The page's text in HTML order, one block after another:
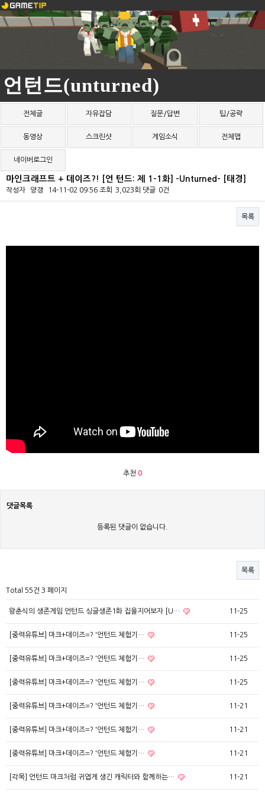
언턴드(unturned)
전체글 자유잡담 질문/답변 팁/공략
동영상 스크린샷 게임소식 전체맵
네이버로그인
마인크래프트 + 데이즈?! [언 턴드: 제 1-1화] -Unturned- [태경]
작성자 양갱 14-11-02 09:56 조회 3,023회 댓글 0건
목록
추천 0
댓글목록
등록된 댓글이 없습니다.
목록
Total 55건 3 페이지
왕춘식의 생존게임 언턴드 싱글생존1화 집을지어보자 [U… 11-25
[중력유튜브] 마크+데이즈=? '언턴드 체험기… 11-25
[중력유튜브] 마크+데이즈=? '언턴드 체험기… 11-25
[중력유튜브] 마크+데이즈=? '언턴드 체험기… 11-25
[중력유튜브] 마크+데이즈=? '언턴드 체험기… 11-21
[중력유튜브] 마크+데이즈=? '언턴드 체험기… 11-21
[중력유튜브] 마크+데이즈=? '언턴드 체험기… 11-21
[각목] 언턴드 마크처럼 귀엽게 생긴 캐릭터와 함께하는… 11-21